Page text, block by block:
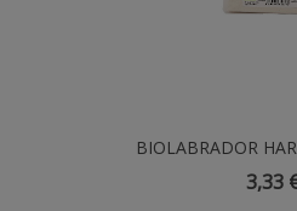
Añadir Al
BIOLABRADOR
INTEGRAL
3,33